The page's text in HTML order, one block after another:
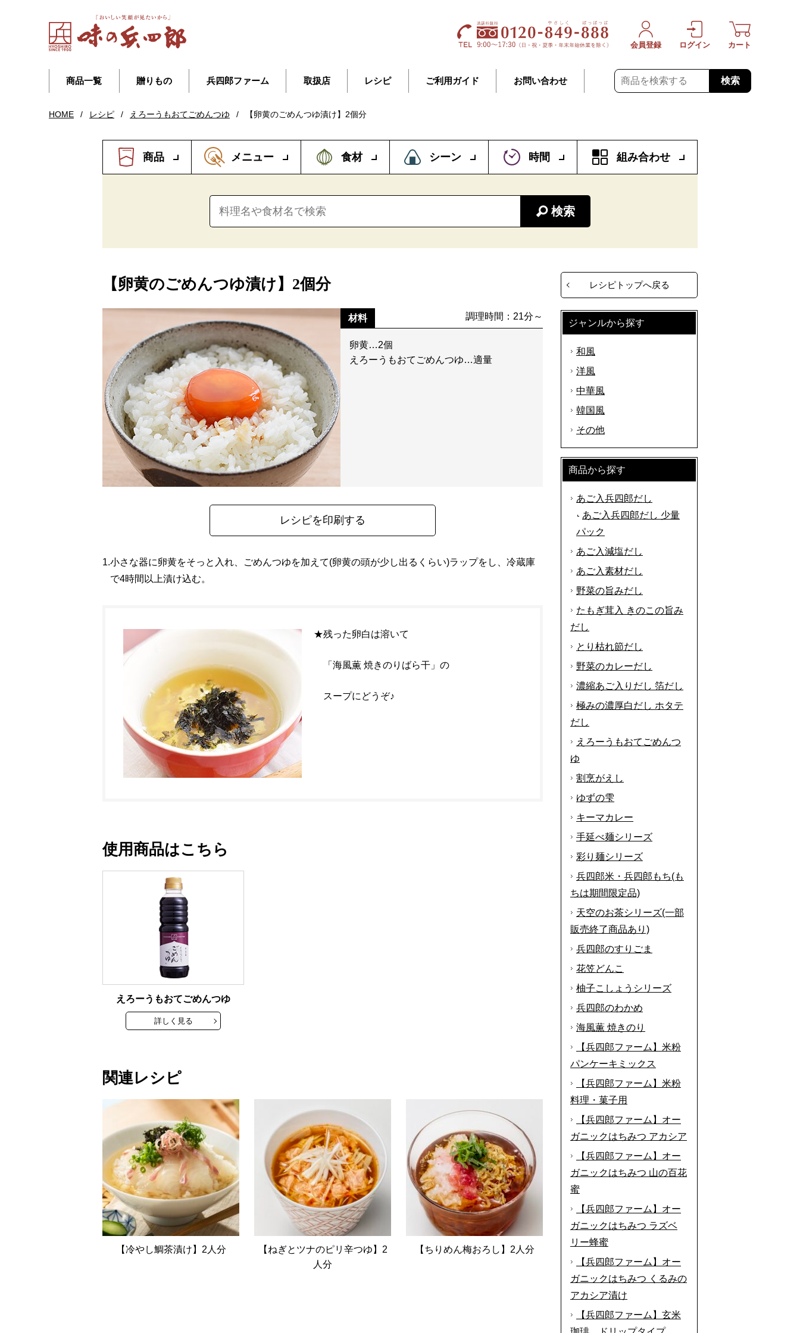
商品一覧 贈りもの 兵四郎ファーム 取扱店 レシピ ご利用ガイド お問い合わせ 検索
会員登録 ログイン カート
HOME / レシピ / えろーうもおてごめんつゆ / 【卵黄のごめんつゆ漬け】2個分
商品 メニュー 食材 シーン 時間 組み合わせ
検索
【卵黄のごめんつゆ漬け】2個分
材料 調理時間：21分～
卵黄…2個
えろーうもおてごめんつゆ…適量
レシピを印刷する
1.小さな器に卵黄をそっと入れ、ごめんつゆを加えて(卵黄の頭が少し出るくらい)ラップをし、冷蔵庫
で4時間以上漬け込む。
★残った卵白は溶いて
「海風薫 焼きのりばら干」の
スープにどうぞ♪
使用商品はこちら
えろーうもおてごめんつゆ
詳しく見る
関連レシピ
【冷やし鯛茶漬け】2人分
【ねぎとツナのピリ辛つゆ】2
人分
【ちりめん梅おろし】2人分
レシピトップへ戻る
ジャンルから探す
和風
洋風
中華風
韓国風
その他
商品から探す
あご入兵四郎だし
あご入兵四郎だし 少量
パック
あご入減塩だし
あご入素材だし
野菜の旨みだし
たもぎ茸入 きのこの旨み
だし
とり枯れ節だし
野菜のカレーだし
濃縮あご入りだし 箔だし
極みの濃厚白だし ホタテ
だし
えろーうもおてごめんつ
ゆ
割烹がえし
ゆずの雫
キーマカレー
手延べ麺シリーズ
彩り麺シリーズ
兵四郎米・兵四郎もち(も
ちは期間限定品)
天空のお茶シリーズ(一部
販売終了商品あり)
兵四郎のすりごま
花笠どんこ
柚子こしょうシリーズ
兵四郎のわかめ
海風薫 焼きのり
【兵四郎ファーム】米粉
パンケーキミックス
【兵四郎ファーム】米粉
料理・菓子用
【兵四郎ファーム】オー
ガニックはちみつ アカシア
【兵四郎ファーム】オー
ガニックはちみつ 山の百花
蜜
【兵四郎ファーム】オー
ガニックはちみつ ラズベ
リー蜂蜜
【兵四郎ファーム】オー
ガニックはちみつ くるみの
アカシア漬け
【兵四郎ファーム】玄米